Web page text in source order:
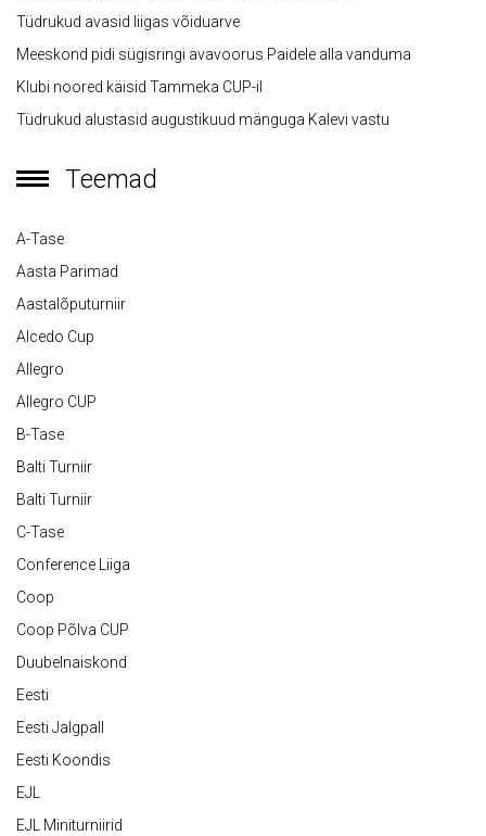
Tüdrukud avasid liigas võiduarve
Meeskond pidi sügisringi avavoorus Paidele alla vanduma
Klubi noored käisid Tammeka CUP-il
Tüdrukud alustasid augustikuud mänguga Kalevi vastu
Teemad
A-Tase
Aasta Parimad
Aastalõputurniir
Alcedo Cup
Allegro
Allegro CUP
B-Tase
Balti Turniir
Balti Turniir
C-Tase
Conference Liiga
Coop
Coop Põlva CUP
Duubelnaiskond
Eesti
Eesti Jalgpall
Eesti Koondis
EJL
EJL Miniturniirid